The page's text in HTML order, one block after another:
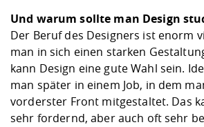
Und warum sollte man Design
Der Beruf des Designers ist enorm
man in sich einen starken
kann Design eine gute Wahl sein.
man später in einem Job, in dem
vorderster Front mitgestaltet. Das
sehr fordernd, aber auch oft sehr